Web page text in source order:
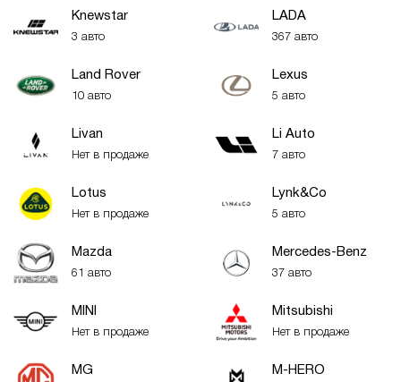
Knewstar
3 авто
LADA
367 авто
Land Rover
10 авто
Lexus
5 авто
Livan
Нет в продаже
Li Auto
7 авто
Lotus
Нет в продаже
Lynk&Co
5 авто
Mazda
61 авто
Mercedes-Benz
37 авто
MINI
Нет в продаже
Mitsubishi
Нет в продаже
MG M-HERO